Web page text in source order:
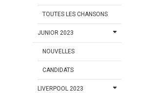
TOUTES LES CHANSONS
JUNIOR 2023
NOUVELLES
CANDIDATS
LIVERPOOL 2023